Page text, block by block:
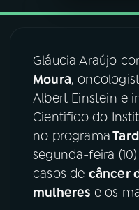
06VIDEOCASTS
07ÚLTIMAS
08FESTIVAL DE
ACOMPANHE A RÁDIO
YouTube
Gláucia Araújo
Moura,
Albert Einstein e
Científico do
no programa
segunda-feira
casos de câncer
mulheres e os